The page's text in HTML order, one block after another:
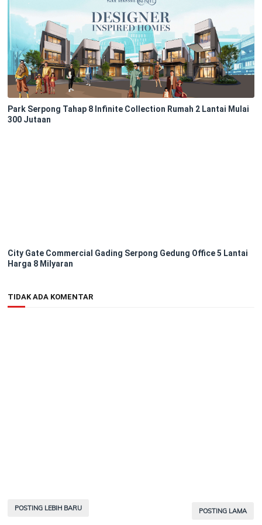
Park Serpong Tahap 8 Infinite Collection Rumah 2 Lantai Mulai
300 Jutaan
City Gate Commercial Gading Serpong Gedung Office 5 Lantai
Harga 8 Milyaran
TIDAK ADA KOMENTAR
POSTING LEBIH BARU POSTING LAMA